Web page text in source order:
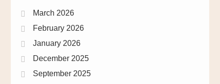
March 2026
February 2026
January 2026
December 2025
September 2025